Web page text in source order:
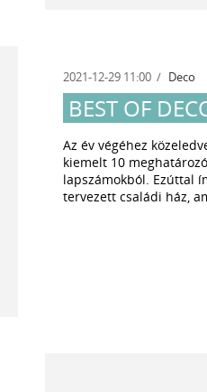
2021-12-29 11:00 Deco
BEST OF
Az év végéhez
kiemelt 10
lapszámokból. Ezúttal
tervezett családi ház,